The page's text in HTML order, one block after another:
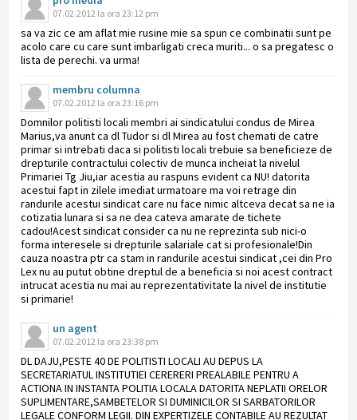
07.02.2012 la ora 23:12 pm
sa va zic ce am aflat mie rusine mie sa spun ce combinatii sunt pe
acolo care cu care sunt imbarligati creca muriti... o sa pregatesc o
lista de perechi. va urma!
membru columna
07.02.2012 la ora 23:16 pm
Domnilor politisti locali membri ai sindicatului condus de Mirea
Marius,va anunt ca dl Tudor si dl Mirea au fost chemati de catre
primar si intrebati daca si politisti locali trebuie sa beneficieze de
drepturile contractului colectiv de munca incheiat la nivelul
Primariei Tg Jiu,iar acestia au raspuns evident ca NU! datorita
acestui fapt in zilele imediat urmatoare ma voi retrage din
randurile acestui sindicat care nu face nimic altceva decat sa ne ia
cotizatia lunara si sa ne dea cateva amarate de tichete
cadou!Acest sindicat consider ca nu ne reprezinta sub nici-o
forma interesele si drepturile salariale cat si profesionale!Din
cauza noastra ptr ca stam in randurile acestui sindicat ,cei din Pro
Lex nu au putut obtine dreptul de a beneficia si noi acest contract
intrucat acestia nu mai au reprezentativitate la nivel de institutie
si primarie!
un agent
07.02.2012 la ora 23:38 pm
DL DAJU,PESTE 40 DE POLITISTI LOCALI AU DEPUS LA
SECRETARIATUL INSTITUTIEI CERERERI PREALABILE PENTRU A
ACTIONA IN INSTANTA POLITIA LOCALA DATORITA NEPLATII ORELOR
SUPLIMENTARE,SAMBETELOR SI DUMINICILOR SI SARBATORILOR
LEGALE CONFORM LEGII. DIN EXPERTIZELE CONTABILE AU REZULTAT